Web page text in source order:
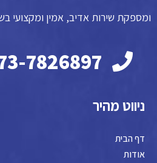
ומספקת שירות אדיב, אמין ומקצועי
ניווט מהיר
דף הבית
אודות